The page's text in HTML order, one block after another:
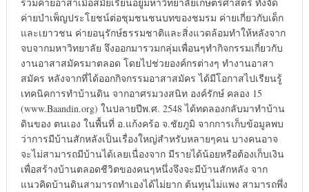
ค่ายบำเพ็ญประโยชน์ต่อชุมชนชนบทของชมรม ค่ายเกี่ยวกับเด็ก
และเยาวชน ค่ายอนุรักษ์ธรรมชาติและสิ่งแวดล้อมทำให้หลังจาก
จบจากมหาวิทยาลัย จึงออกมารวมกลุ่มเพื่อนๆทำกิจกรรมเกี่ยวกับ
งานอาสาสมัครมาตลอด โดยไปช่วยองค์กรต่างๆ ทำงานอาสา
สมัคร หลังจากที่ได้ออกกิจกรรมอาสาสมัคร ได้มีโอกาสไปเรียนรู้
เทคนิคการทำบ้านดิน จากอาศรมวงสนิท องค์รักษ์ คลอง 15
(www.Baandin.org) ในปลายปีพ.ศ. 2548 ได้ทดลองกลับมาทำบ้าน
ดินของ ตนเอง ในพื้นที่ อ.แก้งคร้อ จ.ชัยภูมิ จากการเก็บข้อมูลพบ
ว่าการมีบ้านสักหลังเป็นเรื่องใหญ่สำหรับหลายๆคน บางคนอาจ
จะไม่สามารถมีบ้านได้เลยเนื่องจาก มีรายได้น้อยหรือต้องเก็บเงิน
เพื่อสร้างบ้านตลอดชีวิตของคนๆหนึ่งจึงจะมีบ้านสักหลัง จาก
แนวคิดบ้านดินสามารถทำเองได้ไม่ยาก ต้นทุนไม่แพง สามารถพึ่ง